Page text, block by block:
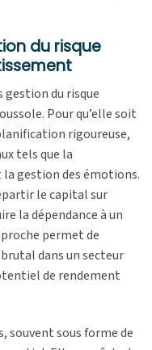
du risque
gestion du risque
Pour qu’elle soit
rigoureuse,
tels que la
gestion des émotions.
le capital sur
la dépendance à un
permet de
dans un secteur
de rendement
souvent sous forme de